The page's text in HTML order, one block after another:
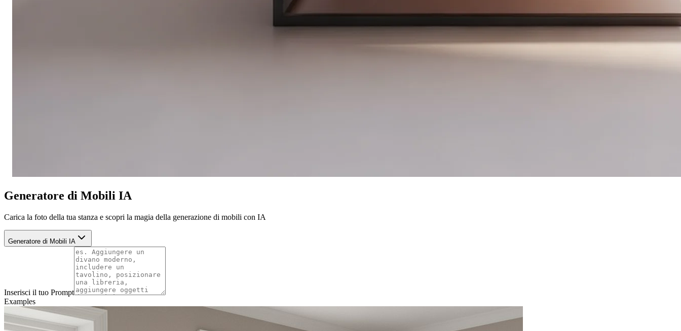
Generatore di Mobili IA
Carica la foto della tua stanza e scopri la magia della generazione di mobili con IA
Generatore di Mobili IA
Inserisci il tuo Prompt
Examples